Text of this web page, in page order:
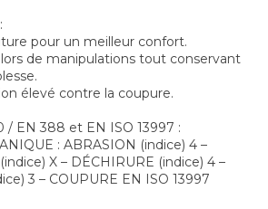
pour un meilleur confort.
de manipulations tout conservant
élevé contre la coupure.
/ EN 388 et EN ISO 13997 :
: ABRASION (indice) 4 –
X – DÉCHIRURE (indice) 4 –
3 – COUPURE EN ISO 13997